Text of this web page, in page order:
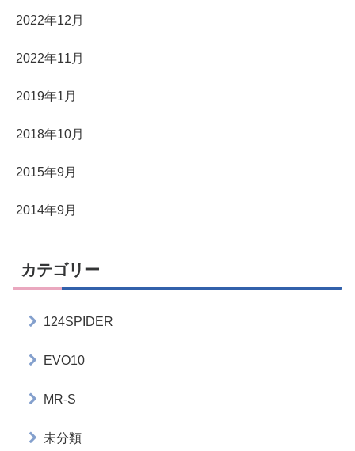
2022年12月
2022年11月
2019年1月
2018年10月
2015年9月
2014年9月
カテゴリー
124SPIDER
EVO10
MR-S
未分類